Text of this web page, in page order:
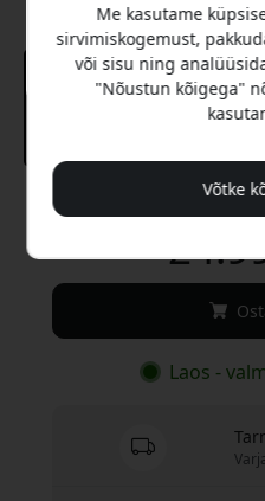
Laos -
Me kasutame
sirvimiskogemust,
või sisu ning
"Nõustun kõigega"
Võtke
Ei, ma